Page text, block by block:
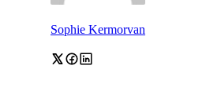
Sophie Kermorvan